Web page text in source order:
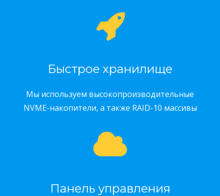
Быстрое хранилище
Мы используем высокопроизводительные
NVME-накопители, а также RAID-10 массивы
Панель управления